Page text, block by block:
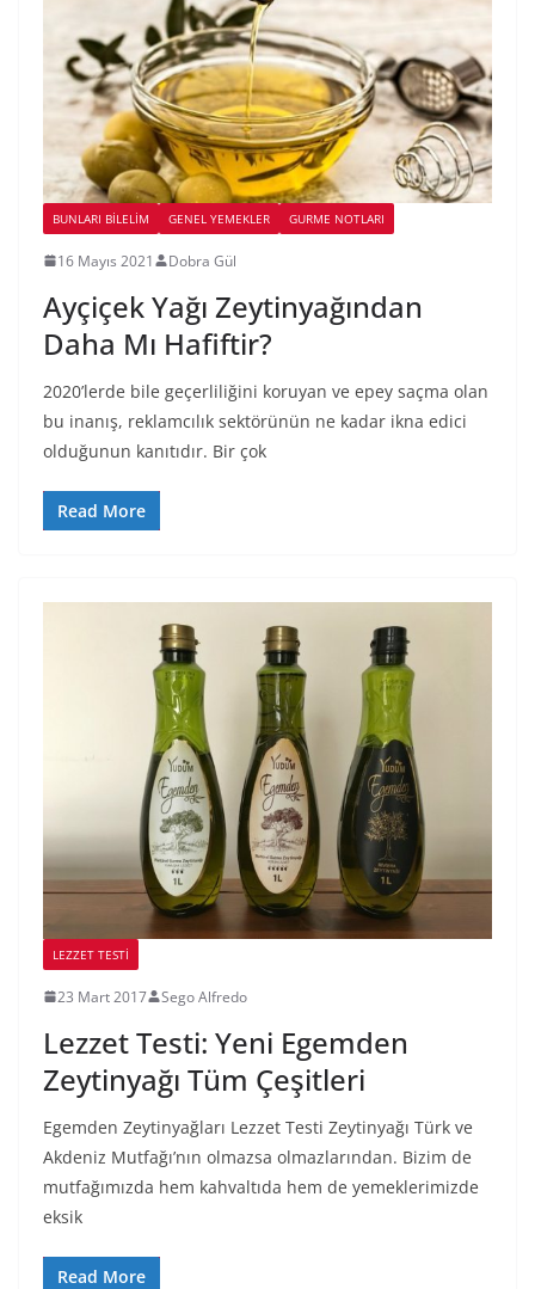
BUNLARI BILELIM GENEL YEMEKLER GURME NOTLARI
16 Mayıs 2021 Dobra Gül
Ayçiçek Yağı Zeytinyağından
Daha Mı Hafiftir?
2020’lerde bile geçerliliğini koruyan ve epey saçma olan
bu inanış, reklamcılık sektörünün ne kadar ikna edici
olduğunun kanıtıdır. Bir çok
Read More
LEZZET TESTI
23 Mart 2017 Sego Alfredo
Lezzet Testi: Yeni Egemden
Zeytinyağı Tüm Çeşitleri
Egemden Zeytinyağları Lezzet Testi Zeytinyağı Türk ve
Akdeniz Mutfağı’nın olmazsa olmazlarından. Bizim de
mutfağımızda hem kahvaltıda hem de yemeklerimizde
eksik
Read More